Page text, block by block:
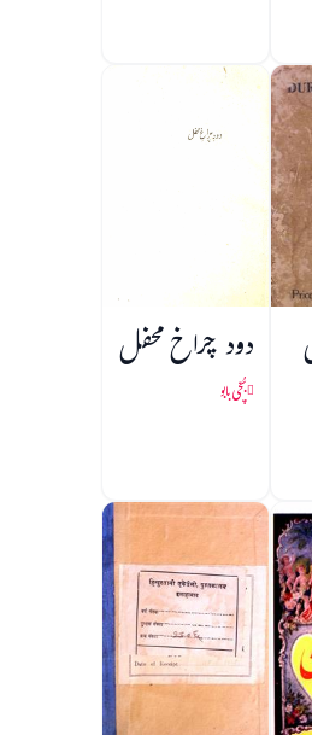
دود چراخ محفل
بُچّی بابو